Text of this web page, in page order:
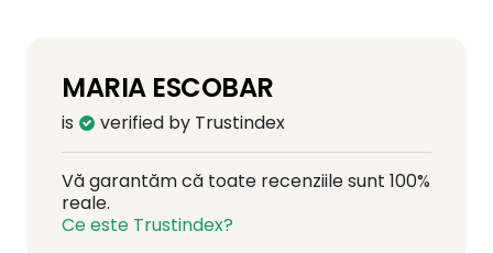
MARIA ESCOBAR
is verified by Trustindex
Vă garantăm că toate recenziile sunt 100%
reale.
Ce este Trustindex?